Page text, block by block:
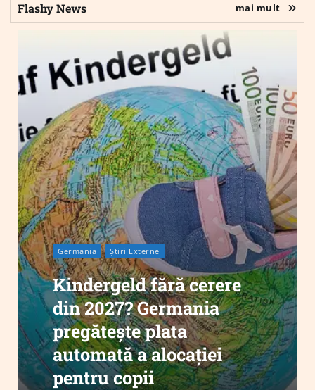
Flashy News mai mult
Germania Știri Externe
Kindergeld fără cerere
din 2027? Germania
pregătește plata
automată a alocației
pentru copii